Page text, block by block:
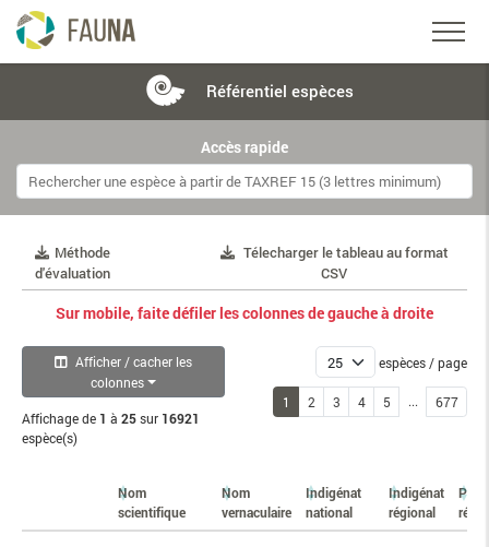
Référentiel espèces
Accès rapide
Méthode
d'évaluation
Télecharger le tableau au format
CSV
Sur mobile, faite défiler les colonnes de gauche à droite
Afficher / cacher les
colonnes
Affichage de 1 à 25sur 16921
espèce(s)
espèces / page
1 2 3 4 5 ... 677
Nom
scientifique
Nom
vernaculaire
Indigénat
national
Indigénat
régional